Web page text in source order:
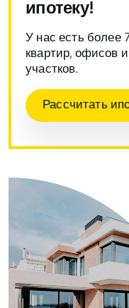
ипотеку!
У нас есть более
квартир, офисов
участков.
Рассчитать